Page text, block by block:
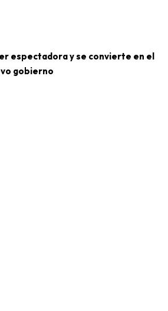
espectadora y se convierte en el
gobierno